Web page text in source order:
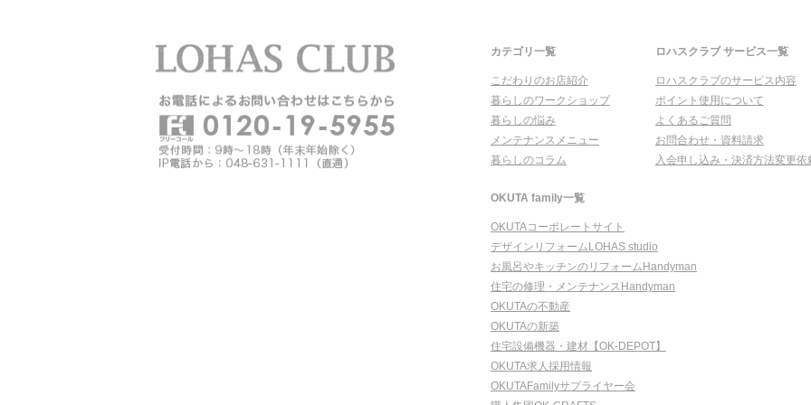
カテゴリ一覧
こだわりのお店紹介
暮らしのワークショップ
暮らしの悩み
メンテナンスメニュー
暮らしのコラム
ロハスクラブ サービス一覧
ロハスクラブのサービス内容
ポイント使用について
よくあるご質問
お問合わせ・資料請求
入会申し込み・決済方法変更依
OKUTA family一覧
OKUTAコーポレートサイト
デザインリフォームLOHAS studio
お風呂やキッチンのリフォームHandyman
住宅の修理・メンテナンスHandyman
OKUTAの不動産
OKUTAの新築
住宅設備機器・建材【OK-DEPOT】
OKUTA求人採用情報
OKUTAFamilyサプライヤー会